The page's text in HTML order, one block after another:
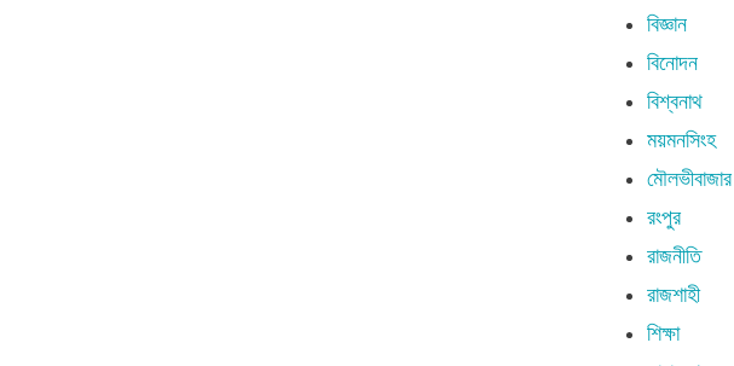
বিজ্ঞান
বিনোদন
বিশ্বনাথ
ময়মনসিংহ
মৌলভীবাজার
রংপুর
রাজনীতি
রাজশাহী
শিক্ষা